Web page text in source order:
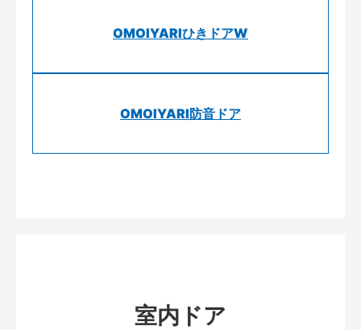
OMOIYARIひきドアW
OMOIYARI防音ドア
室内ドア